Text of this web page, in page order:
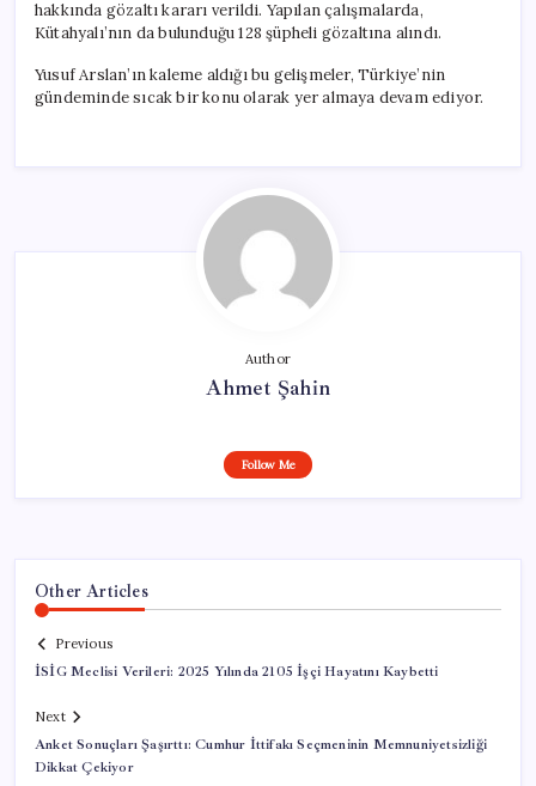
hakkında gözaltı kararı verildi. Yapılan çalışmalarda,
Kütahyalı’nın da bulunduğu 128 şüpheli gözaltına alındı.
Yusuf Arslan’ın kaleme aldığı bu gelişmeler, Türkiye’nin
gündeminde sıcak bir konu olarak yer almaya devam ediyor.
Author
Ahmet Şahin
Follow Me
Other Articles
Previous
İSİG Meclisi Verileri: 2025 Yılında 2105 İşçi Hayatını Kaybetti
Next
Anket Sonuçları Şaşırttı: Cumhur İttifakı Seçmeninin Memnuniyetsizliği
Dikkat Çekiyor